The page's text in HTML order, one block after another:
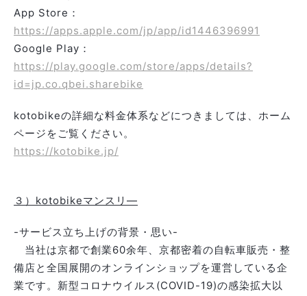
App Store：
https://apps.apple.com/jp/app/id1446396991
Google Play：
https://play.google.com/store/apps/details?
id=jp.co.qbei.sharebike
kotobikeの詳細な料金体系などにつきましては、ホーム
ページをご覧ください。
https://kotobike.jp/
３）kotobikeマンスリ―
-サービス立ち上げの背景・思い-
当社は京都で創業60余年、京都密着の自転車販売・整
備店と全国展開のオンラインショップを運営している企
業です。新型コロナウイルス(COVID-19)の感染拡大以